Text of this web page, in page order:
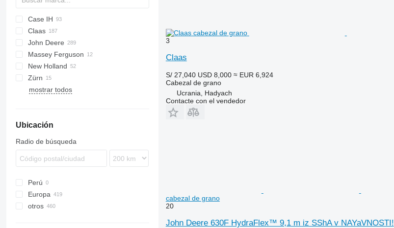
Crop Ranger
Spartan
Case IH
1020
1030
2020
TerraFlex
F-series
Claas
C-series
Cerio
Conspeed
Convio Flex
Corio
Maxflex
PU
Vario
HORIZON
John Deere
622R
625R
630F
630R
635F
635X
920
F-series
M-series
Big X
EasyCollect
XDisc
Massey Ferguson
New Holland
TX
Corn Champion
Zürn
Profi Cut
mostrar todos
Ubicación
Radio de búsqueda
Perú
Europa
Alemania
otros
3
Claas
S/ 27,040 USD 8,000 ≈ EUR 6,924
Cabezal de grano
Ucrania, Hadyach
Contacte con el vendedor
cabezal de grano
20
John Deere 630F HydraFlex™ 9,1 m iz SShA v NAYaVNOSTI!